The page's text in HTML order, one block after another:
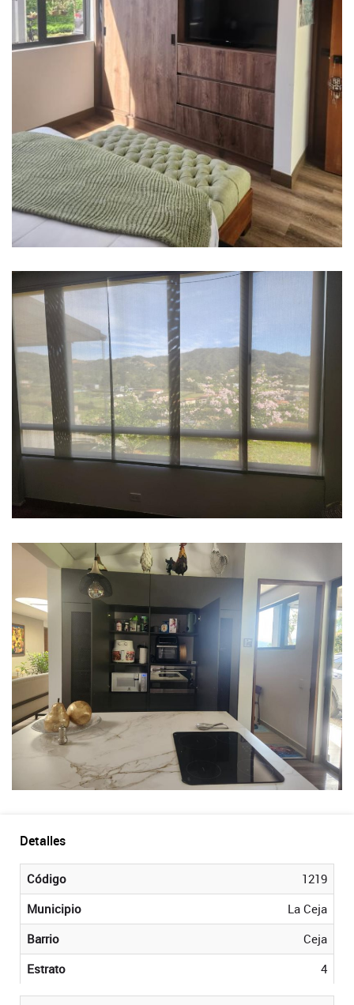
Detalles
Código
1219
Municipio
La Ceja
Barrio
Ceja
Estrato
4